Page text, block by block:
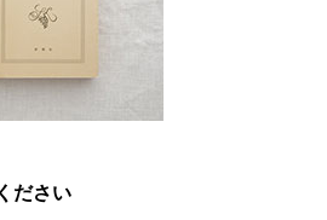
ださい